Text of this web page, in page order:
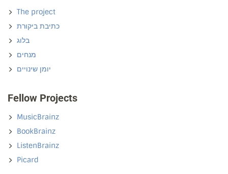
The project
כתיבת ביקורת
בלוג
מנחים
יומן שינויים
Fellow Projects
MusicBrainz
BookBrainz
ListenBrainz
Picard